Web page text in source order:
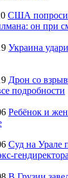
США
он при
Украина
Дрон со
подробности
Ребёнок и
Суд на Урале